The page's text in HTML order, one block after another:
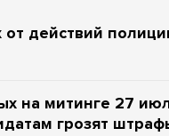
действий
на митинге 27
грозят